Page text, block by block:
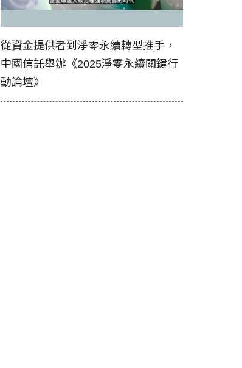
從資金提供者到淨零永續轉型推手，
中國信託舉辦《2025淨零永續關鍵行
動論壇》